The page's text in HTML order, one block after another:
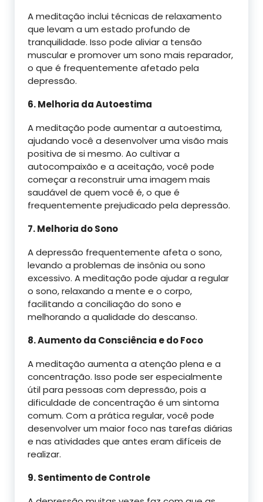
A meditação inclui técnicas de relaxamento
que levam a um estado profundo de
tranquilidade. Isso pode aliviar a tensão
muscular e promover um sono mais reparador,
o que é frequentemente afetado pela
depressão.
6. Melhoria da Autoestima
A meditação pode aumentar a autoestima,
ajudando você a desenvolver uma visão mais
positiva de si mesmo. Ao cultivar a
autocompaixão e a aceitação, você pode
começar a reconstruir uma imagem mais
saudável de quem você é, o que é
frequentemente prejudicado pela depressão.
7. Melhoria do Sono
A depressão frequentemente afeta o sono,
levando a problemas de insônia ou sono
excessivo. A meditação pode ajudar a regular
o sono, relaxando a mente e o corpo,
facilitando a conciliação do sono e
melhorando a qualidade do descanso.
8. Aumento da Consciência e do Foco
A meditação aumenta a atenção plena e a
concentração. Isso pode ser especialmente
útil para pessoas com depressão, pois a
dificuldade de concentração é um sintoma
comum. Com a prática regular, você pode
desenvolver um maior foco nas tarefas diárias
e nas atividades que antes eram difíceis de
realizar.
9. Sentimento de Controle